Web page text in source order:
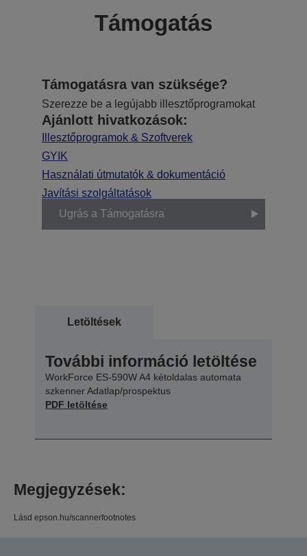
Támogatás
Támogatásra van szüksége?
Szerezze be a legújabb illesztőprogramokat
Ajánlott hivatkozások:
Illesztőprogramok & Szoftverek
GYIK
Használati útmutatók & dokumentáció
Javítási szolgáltatások
Ugrás a Támogatásra
Letöltések
További információ letöltése
WorkForce ES-590W A4 kétoldalas automata
szkenner Adatlap/prospektus
PDF letöltése
Megjegyzések:
Lásd epson.hu/scannerfootnotes